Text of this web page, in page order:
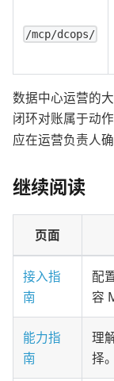
/mcp/dcops/
数据中心运营的
闭环对账属于动
应在运营负责人确
继续阅读
页面
接入指
南
配
容
能力指
南
理
择。